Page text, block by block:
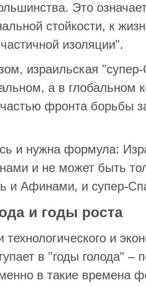
Это
стойкости, к
изоляции".
израильская
а в глобальном
частью фронта борьбы
и нужна формула:
и не может быть
и Афинами, и супер-
и годы роста
технологического и
в "годы голода" –
в такие времена